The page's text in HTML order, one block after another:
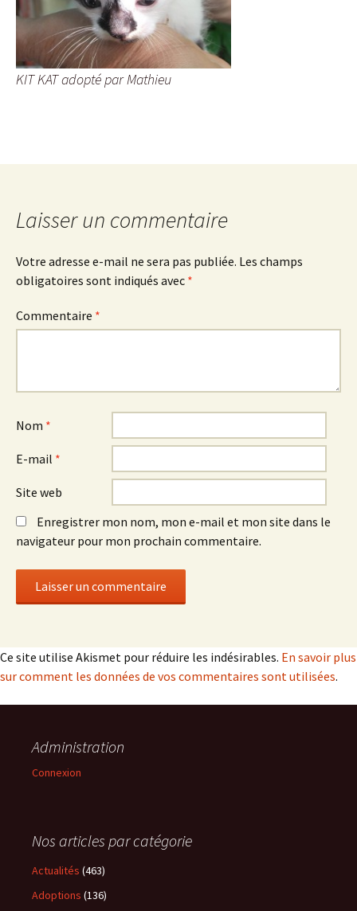
KIT KAT adopté par Mathieu
Laisser un commentaire
Votre adresse e-mail ne sera pas publiée. Les champs
obligatoires sont indiqués avec *
Commentaire *
Nom *
E-mail *
Site web
Enregistrer mon nom, mon e-mail et mon site dans le
navigateur pour mon prochain commentaire.
Ce site utilise Akismet pour réduire les indésirables. En savoir plus
sur comment les données de vos commentaires sont utilisées.
Administration
Connexion
Nos articles par catégorie
Actualités (463)
Adoptions (136)